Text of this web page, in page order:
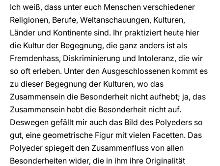
Ich weiß, dass unter euch Menschen verschiedener
Religionen, Berufe, Weltanschauungen, Kulturen,
Länder und Kontinente sind. Ihr praktiziert heute hier
die Kultur der Begegnung, die ganz anders ist als
Fremdenhass, Diskriminierung und Intoleranz, die wir
so oft erleben. Unter den Ausgeschlossenen kommt es
zu dieser Begegnung der Kulturen, wo das
Zusammensein die Besonderheit nicht aufhebt; ja, das
Zusammensein hebt die Besonderheit nicht auf.
Deswegen gefällt mir auch das Bild des Polyeders so
gut, eine geometrische Figur mit vielen Facetten. Das
Polyeder spiegelt den Zusammenfluss von allen
Besonderheiten wider, die in ihm ihre Originalität